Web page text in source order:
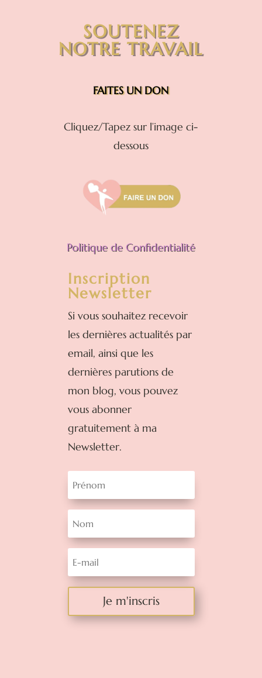
SOUTENEZ
NOTRE TRAVAIL
FAITES UN DON
Cliquez/Tapez sur l’image ci-
dessous
Politique de Confidentialité
Inscription
Newsletter
Si vous souhaitez recevoir
les dernières actualités par
email, ainsi que les
dernières parutions de
mon blog, vous pouvez
vous abonner
gratuitement à ma
Newsletter.
Je m'inscris